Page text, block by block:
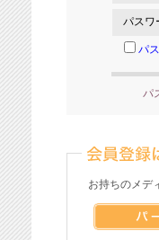
パスワ
パ
パ
お持ちのメデ